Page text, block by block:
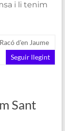
i li tenim
Racó d'en Jaume
Seguir llegint
Sant